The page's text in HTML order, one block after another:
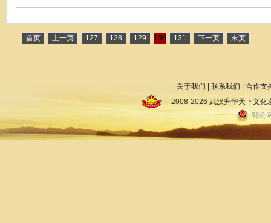
首页 上一页 127 128 129 130 131 下一页 末页
关于我们 联系我们
合作支
2008-2026 武汉升华天下文
鄂公